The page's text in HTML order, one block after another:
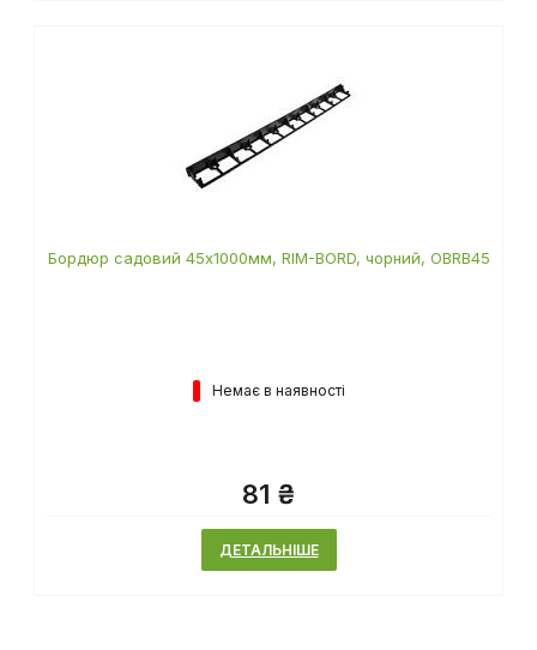
Бордюр садовий 45х1000мм, RIM-BORD, чорний, OBRB45
Немає в наявності
81 ₴
ДЕТАЛЬНІШЕ